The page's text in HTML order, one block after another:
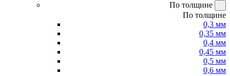
По толщине
По толщине
0,3 мм
0,35 мм
0,4 мм
0,45 мм
0,5 мм
0,6 мм